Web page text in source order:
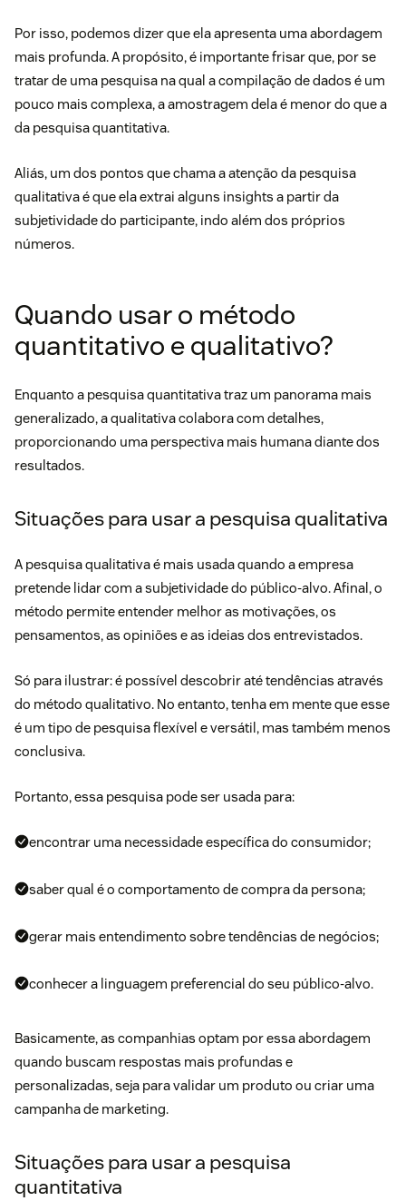
Por isso, podemos dizer que ela apresenta uma abordagem
mais profunda. A propósito, é importante frisar que, por se
tratar de uma pesquisa na qual a compilação de dados é um
pouco mais complexa, a amostragem dela é menor do que a
da pesquisa quantitativa.
Aliás, um dos pontos que chama a atenção da pesquisa
qualitativa é que ela extrai alguns insights a partir da
subjetividade do participante, indo além dos próprios
números.
Quando usar o método
quantitativo e qualitativo?
Enquanto a pesquisa quantitativa traz um panorama mais
generalizado, a qualitativa colabora com detalhes,
proporcionando uma perspectiva mais humana diante dos
resultados.
Situações para usar a pesquisa qualitativa
A pesquisa qualitativa é mais usada quando a empresa
pretende lidar com a subjetividade do público-alvo. Afinal, o
método permite entender melhor as motivações, os
pensamentos, as opiniões e as ideias dos entrevistados.
Só para ilustrar: é possível descobrir até tendências através
do método qualitativo. No entanto, tenha em mente que esse
é um tipo de pesquisa flexível e versátil, mas também menos
conclusiva.
Portanto, essa pesquisa pode ser usada para:
encontrar uma necessidade específica do consumidor;
saber qual é o comportamento de compra da persona;
gerar mais entendimento sobre tendências de negócios;
conhecer a linguagem preferencial do seu público-alvo.
Basicamente, as companhias optam por essa abordagem
quando buscam respostas mais profundas e
personalizadas, seja para validar um produto ou criar uma
campanha de marketing.
Situações para usar a pesquisa
quantitativa